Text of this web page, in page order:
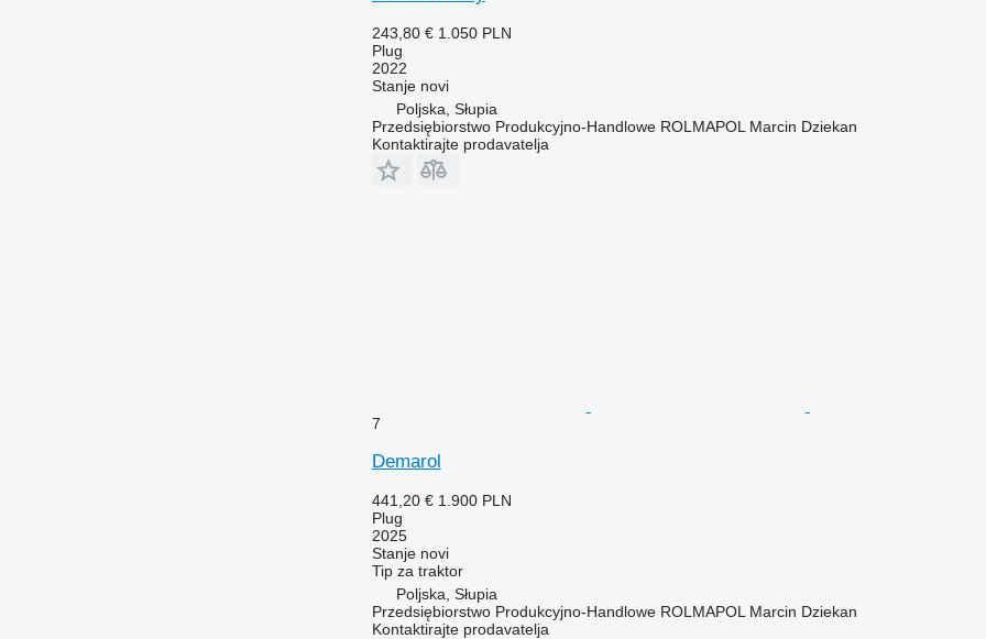
243,80 € 1.050 PLN
Plug
2022
Stanjenovi
Poljska, Słupia
Przedsiębiorstwo Produkcyjno-Handlowe ROLMAPOL Marcin Dziekan
Kontaktirajte prodavatelja
7
Demarol
441,20 € 1.900 PLN
Plug
2025
Stanjenovi
Tip za traktor
Poljska, Słupia
Przedsiębiorstwo Produkcyjno-Handlowe ROLMAPOL Marcin Dziekan
Kontaktirajte prodavatelja